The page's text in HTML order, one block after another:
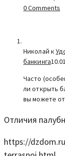
0 Comments
Николай к
банкинга
Часто
ли открыть
вы можете
Отличия
https://